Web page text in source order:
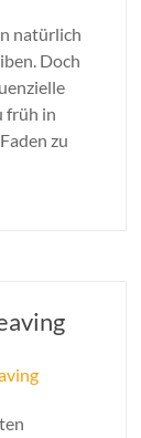
natürlich
Doch
früh in
zu